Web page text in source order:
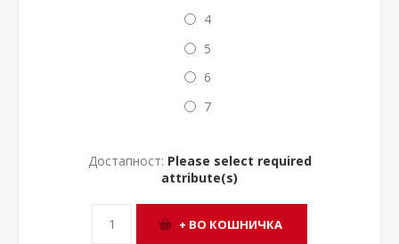
4
5
6
7
Достапност: Please select required
attribute(s)